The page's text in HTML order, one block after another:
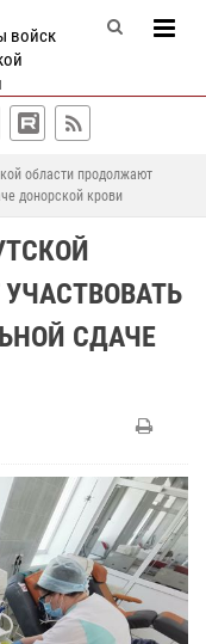
войск
области продолжают
донорской крови
СДАЧЕ